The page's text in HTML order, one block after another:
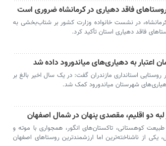
روستاهای فاقد دهیاری در کرمانشاه ضروری است
کرمانشاه، در نشست خانواده وزارت کشور بر شتاب‌بخشی به
فاقد دهیاری استان تأکید کرد.
روستایی استانداری مازندران گفت: در یک سال اخیر بالغ بر
دو اقلیم، مقصدی پنهان در شمال اصفهان
کوهستانی، تاکستان‌های انگور، همجواری با موته و
از ناشناخته‌ترین اما ارزشمندترین روستاهای اصفهان